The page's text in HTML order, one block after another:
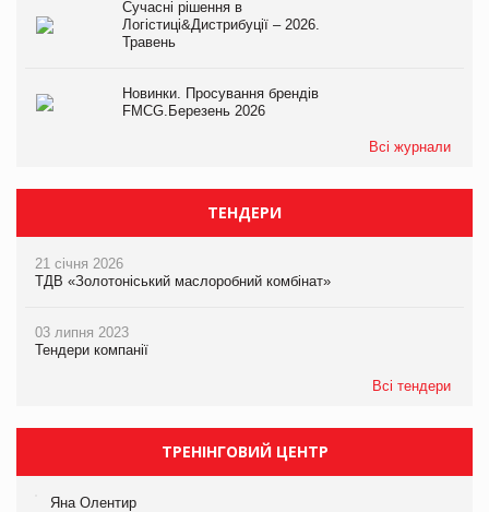
Сучасні рішення в
Логістиці&Дистрибуції – 2026.
Травень
Новинки. Просування брендів
FMCG.Березень 2026
Всі журнали
ТЕНДЕРИ
21 січня 2026
ТДВ «Золотоніський маслоробний комбінат»
03 липня 2023
Тендери компанії
Всі тендери
ТРЕНІНГОВИЙ ЦЕНТР
Яна Олентир